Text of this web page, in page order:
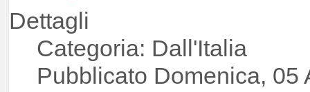
Dettagli
Categoria: Dall'Italia
Pubblicato Domenica, 05